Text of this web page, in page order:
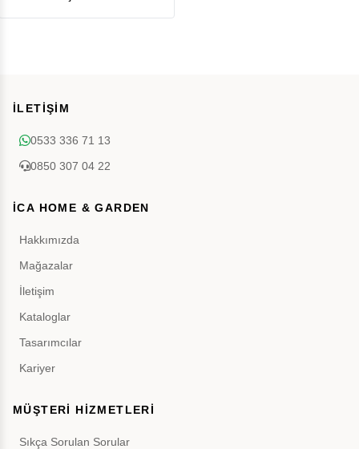
İLETİŞİM
0533 336 71 13
0850 307 04 22
İCA HOME & GARDEN
Hakkımızda
Mağazalar
İletişim
Kataloglar
Tasarımcılar
Kariyer
MÜŞTERİ HİZMETLERİ
Sıkça Sorulan Sorular